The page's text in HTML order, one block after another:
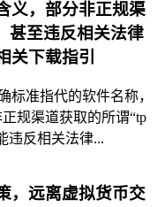
义，部分非正规渠
甚至违反相关法律
关下载指引
标准指代的软件名称，
规渠道获取的所谓“tp
违反相关法律...
，远离虚拟货币交